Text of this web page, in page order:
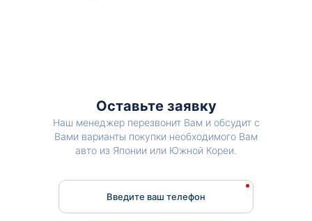
Оставьте заявку
Наш менеджер перезвонит Вам и обсудит с
Вами варианты покупки необходимого Вам
авто из Японии или Южной Кореи.
Введите ваш телефон